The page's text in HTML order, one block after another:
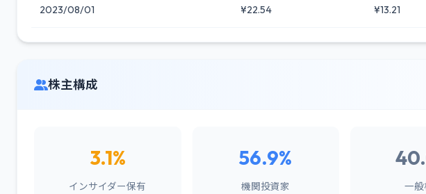
2023/08/01 ¥22.54 ¥13.21
株主構成
3.1%
インサイダー保有
56.9%
機関投資家 一般